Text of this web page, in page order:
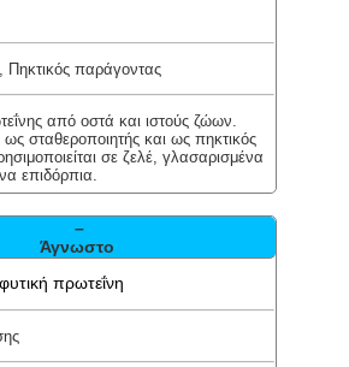
Πηκτικός παράγοντας
από οστά και ιστούς ζώων.
ως σταθεροποιητής και ως πηκτικός
σε ζελέ, γλασαρισμένα
επιδόρπια.
–
Άγνωστο
πρωτεΐνη